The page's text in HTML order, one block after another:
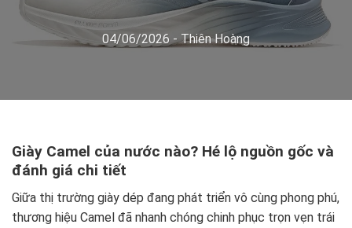
04/06/2026 -Thiên Hoàng
Giày Camel của nước nào? Hé lộ nguồn gốc và
đánh giá chi tiết
Giữa thị trường giày dép đang phát triển vô cùng phong phú,
thương hiệu Camel đã nhanh chóng chinh phục trọn vẹn trái